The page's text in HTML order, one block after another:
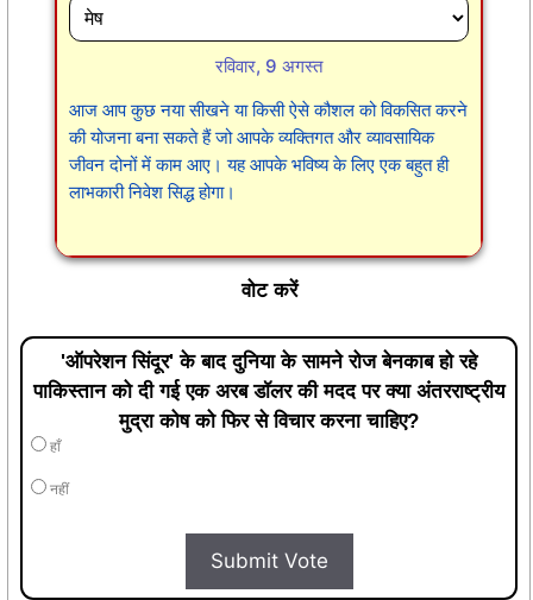
रविवार, 9 अगस्त
आज आप कुछ नया सीखने या किसी ऐसे कौशल को विकसित करने
की योजना बना सकते हैं जो आपके व्यक्तिगत और व्यावसायिक
जीवन दोनों में काम आए। यह आपके भविष्य के लिए एक बहुत ही
लाभकारी निवेश सिद्ध होगा।
वोट करें
'ऑपरेशन सिंदूर' के बाद दुनिया के सामने रोज बेनकाब हो रहे
पाकिस्तान को दी गई एक अरब डॉलर की मदद पर क्या अंतरराष्ट्रीय
मुद्रा कोष को फिर से विचार करना चाहिए?
हाँ
नहीं
Submit Vote